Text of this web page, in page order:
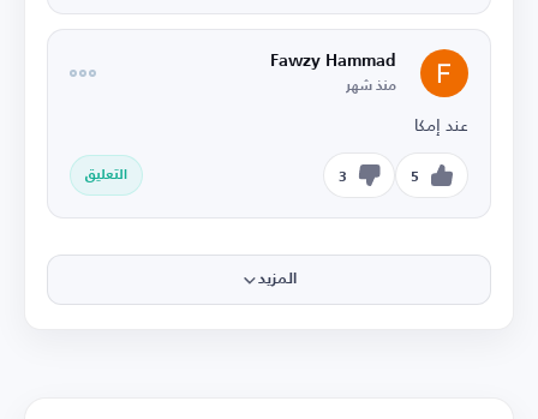
Fawzy Hammad
منذ شهر
عند إمكا
5
3 التعليق
المزيد